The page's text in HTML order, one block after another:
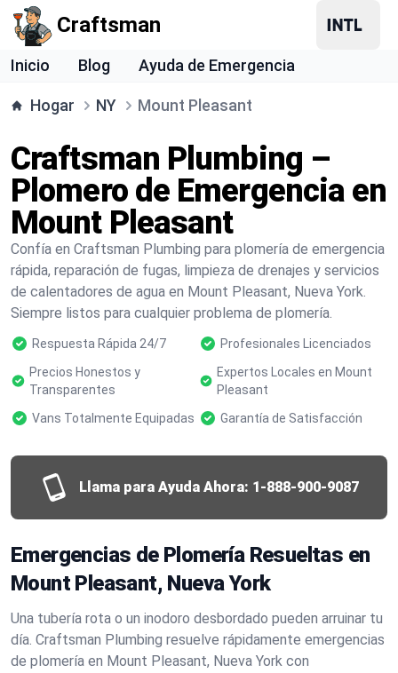
Craftsman
Inicio Blog Ayuda de Emergencia
Hogar NY Mount Pleasant
Craftsman Plumbing –
Plomero de Emergencia en
Mount Pleasant
Confía en Craftsman Plumbing para plomería de emergencia
rápida, reparación de fugas, limpieza de drenajes y servicios
de calentadores de agua en Mount Pleasant, Nueva York.
Siempre listos para cualquier problema de plomería.
Respuesta Rápida 24/7
Profesionales Licenciados
Precios Honestos y
Transparentes
Expertos Locales en Mount
Pleasant
Vans Totalmente Equipadas
Garantía de Satisfacción
Llama para Ayuda Ahora: 1-888-900-9087
Emergencias de Plomería Resueltas en
Mount Pleasant, Nueva York
Una tubería rota o un inodoro desbordado pueden arruinar tu
día. Craftsman Plumbing resuelve rápidamente emergencias
de plomería en Mount Pleasant, Nueva York con